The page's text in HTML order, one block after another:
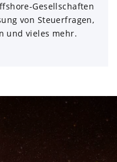
Gesellschaften
von Steuerfragen,
und vieles mehr.